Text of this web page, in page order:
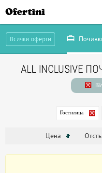
Ofertini
Всички оферти
ALL INCLUSIVE
Гостилица
Цена